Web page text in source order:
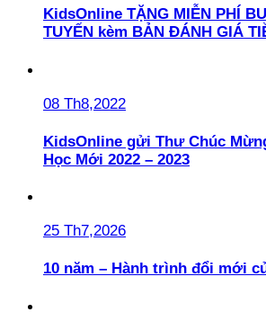
KidsOnline TẶNG MIỄN PHÍ
TUYẾN kèm BẢN ĐÁNH GIÁ
08 Th8,2022
KidsOnline gửi Thư Chúc
Học Mới 2022 – 2023
25 Th7,2026
10 năm – Hành trình đổi mới